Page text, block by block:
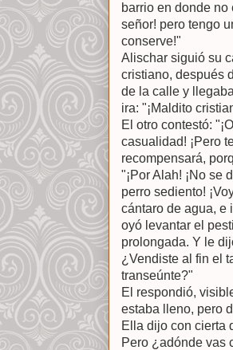
barrio en donde no
señor! pero tengo
conserve!"
Alischar siguió su
cristiano, después
de la calle y
ira: "¡Maldito
El otro contestó:
casualidad! ¡Pero
recompensará,
"¡Por Alah! ¡No se
perro sediento!
cántaro de agua, e
oyó levantar el
prolongada. Y le
¿Vendiste al fin el
transeúnte?"
El respondió,
estaba lleno, pero
Ella dijo con cierta
Pero ¿adónde vas